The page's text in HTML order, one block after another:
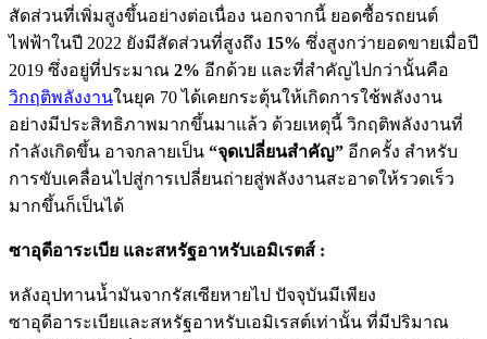
สัดส่วนที่เพิ่มสูงขึ้นอย่างต่อเนื่อง นอกจากนี้ ยอดซื้อรถยนต์
ไฟฟ้าในปี 2022 ยังมีสัดส่วนที่สูงถึง 15% ซึ่งสูงกว่ายอดขายเมื่อปี
2019 ซึ่งอยู่ที่ประมาณ 2% อีกด้วย และที่สำคัญไปกว่านั้นคือ
วิกฤติพลังงานในยุค 70 ได้เคยกระตุ้นให้เกิดการใช้พลังงาน
อย่างมีประสิทธิภาพมากขึ้นมาแล้ว ด้วยเหตุนี้ วิกฤติพลังงานที่
กำลังเกิดขึ้น อาจกลายเป็น “จุดเปลี่ยนสำคัญ” อีกครั้ง สำหรับ
การขับเคลื่อนไปสู่การเปลี่ยนถ่ายสู่พลังงานสะอาดให้รวดเร็ว
มากขึ้นก็เป็นได้
ซาอุดีอาระเบีย และสหรัฐอาหรับเอมิเรตส์ :
หลังอุปทานน้ำมันจากรัสเซียหายไป ปัจจุบันมีเพียง
ซาอุดีอาระเบียและสหรัฐอาหรับเอมิเรสต์เท่านั้น ที่มีปริมาณ